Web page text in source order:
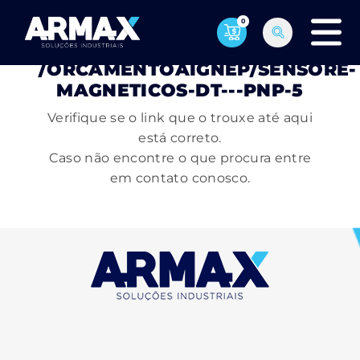
0
PÁGINA NÃO ENCONTRADA
/ORCAMENTOAIGNEP/SENSORE-
MAGNETICOS-DT---PNP-5
Verifique se o link que o trouxe até aqui
está correto.
Caso não encontre o que procura entre
em contato conosco.